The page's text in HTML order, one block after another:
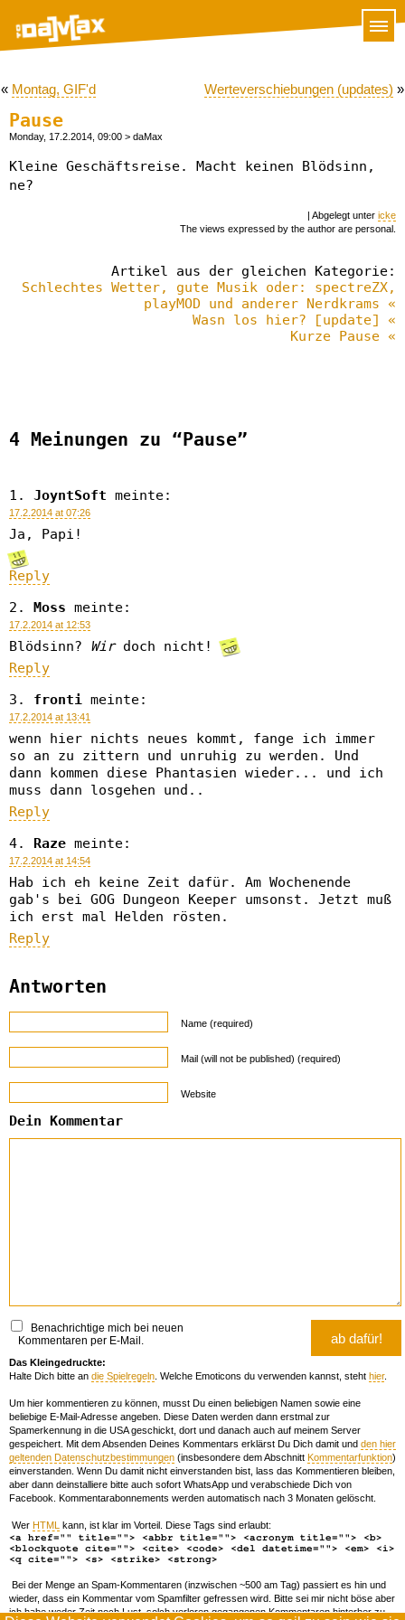
« Montag, GIF'd Werteverschiebungen (updates) »
Pause
Monday, 17.2.2014, 09:00 > daMax
Kleine Geschäftsreise. Macht keinen Blödsinn,
ne?
| Abgelegt unter icke
The views expressed by the author are personal.
Artikel aus der gleichen Kategorie:
Schlechtes Wetter, gute Musik oder: spectreZX,
playMOD und anderer Nerdkrams «
Wasn los hier? [update] «
Kurze Pause «
4 Meinungen zu “Pause”
JoyntSoft meinte:
17.2.2014 at 07:26
Ja, Papi!
Reply
Moss meinte:
17.2.2014 at 12:53
Blödsinn? Wirdoch nicht!
Reply
fronti meinte:
17.2.2014 at 13:41
wenn hier nichts neues kommt, fange ich immer
so an zu zittern und unruhig zu werden. Und
dann kommen diese Phantasien wieder... und ich
muss dann losgehen und..
Reply
Raze meinte:
17.2.2014 at 14:54
Hab ich eh keine Zeit dafür. Am Wochenende
gab's bei GOG Dungeon Keeper umsonst. Jetzt muß
ich erst mal Helden rösten.
Reply
Antworten
Name (required)
Mail (will not be published) (required)
Website
Dein Kommentar
Benachrichtige mich bei neuen
Kommentaren per E-Mail.
Das Kleingedruckte:
Halte Dich bitte an die Spielregeln . Welche Emoticons du verwenden kannst, steht hier.
Um hier kommentieren zu können, musst Du einen beliebigen Namen sowie eine
beliebige E-Mail-Adresse angeben. Diese Daten werden dann erstmal zur
Spamerkennung in die USA geschickt, dort und danach auch auf meinem Server
gespeichert. Mit dem Absenden Deines Kommentars erklärst Du Dich damit und den hier
geltenden Datenschutzbestimmungen (insbesondere dem Abschnitt Kommentarfunktion)
einverstanden. Wenn Du damit nicht einverstanden bist, lass das Kommentieren bleiben,
aber dann deinstalliere bitte auch sofort WhatsApp und verabschiede Dich von
Facebook. Kommentarabonnements werden automatisch nach 3 Monaten gelöscht.
Wer HTML kann, ist klar im Vorteil. Diese Tags sind erlaubt:
<a href="" title=""> <abbr title=""> <acronym title=""> <b>
<blockquote cite=""> <cite> <code> <del datetime=""> <em> <i>
<q cite=""> <s> <strike> <strong>
Bei der Menge an Spam-Kommentaren (inzwischen ~500 am Tag) passiert es hin und
wieder, dass ein Kommentar vom Spamfilter gefressen wird. Bitte sei mir nicht böse aber
ich habe weder Zeit noch Lust, solch verloren gegangenen Kommentaren hinterher zu